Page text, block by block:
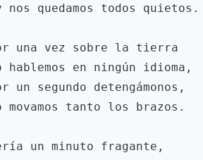
nos quedamos todos quietos.
una vez sobre la tierra
hablemos en ningún idioma,
un segundo detengámonos,
movamos tanto los brazos.
un minuto fragante,